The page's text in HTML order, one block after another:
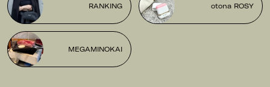
RANKING otona ROSY
MEGAMINOKAI